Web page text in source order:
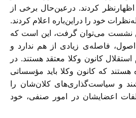
اظهارنظر کردند. درعین‌حال برخی از
خود را دراین‌باره اعلام کردند.
نشست می‌توان گرفت، این است که
اصول، فاصله‌ی زیادی از هم ندارد و
استقلال کانون وکلا معتقد هستند. در
هستند که کانون وکلا باید مؤسساتی
و سیاست‌گذاری‌های کلان‌شان را
اعضایشان در امور صنفی، خود